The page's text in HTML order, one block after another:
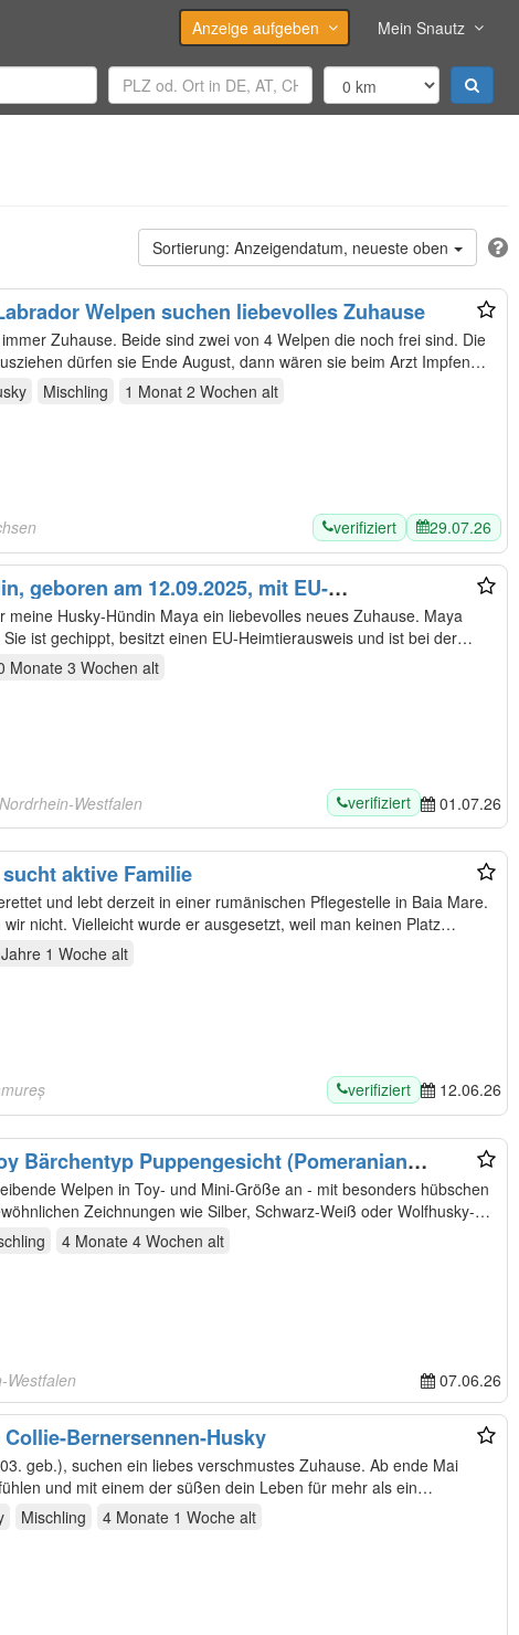
Anzeige aufgeben Mein Snautz
Anzeigendatum, neueste oben
Welpen suchen liebevolles Zuhause
4 Welpen die noch frei sind. Die
dürfen sie Ende August, dann wären sie beim Arzt Impfen…
Mischling 1 Monat 2 Wochen alt
verifiziert 29.07.26
geboren am 12.09.2025, mit EU-
Husky-Hündin Maya ein liebevolles neues Zuhause. Maya
ist gechippt, besitzt einen EU-Heimtierausweis und ist bei der
Monate 3 Wochen alt
Westfalen verifiziert 01.07.26
aktive Familie
und lebt derzeit in einer rumänischen Pflegestelle in Baia Mare.
nicht. Vielleicht wurde er ausgesetzt, weil man keinen Platz…
1 Wochealt
verifiziert 12.06.26
Bärchentyp Puppengesicht (Pomeranian
Welpen in Toy- und Mini-Größe an - mit besonders hübschen
Zeichnungen wie Silber, Schwarz-Weiß oder Wolfhusky-
4 Monate 4 Wochen alt
Westfalen 07.06.26
Bernersennen-Husky
geb.), suchen ein liebes verschmustes Zuhause. Ab ende Mai
und mit einem der süßen dein Leben für mehr als ein
Mischling 4 Monate 1 Woche alt